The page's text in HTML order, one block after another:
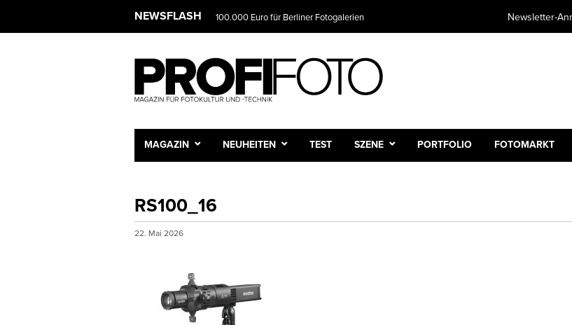
NEWSFLASH 100.000 Euro für Berliner Fotogalerien Newsletter-
MAGAZIN NEUHEITEN TEST SZENE PORTFOLIO FOTOMARKT
RS100_16
22. Mai 2026